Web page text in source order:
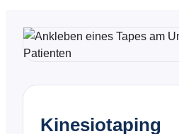
Kinesiotaping